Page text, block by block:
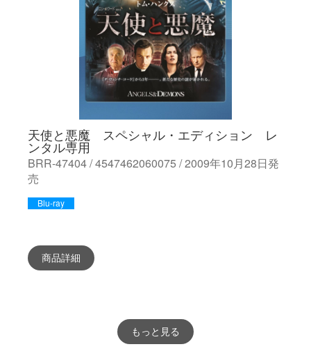
天使と悪魔 スペシャル・エディション レ
ンタル専用
BRR-47404 / 4547462060075 / 2009年10月28日発
売
Blu-ray
商品詳細
もっと見る